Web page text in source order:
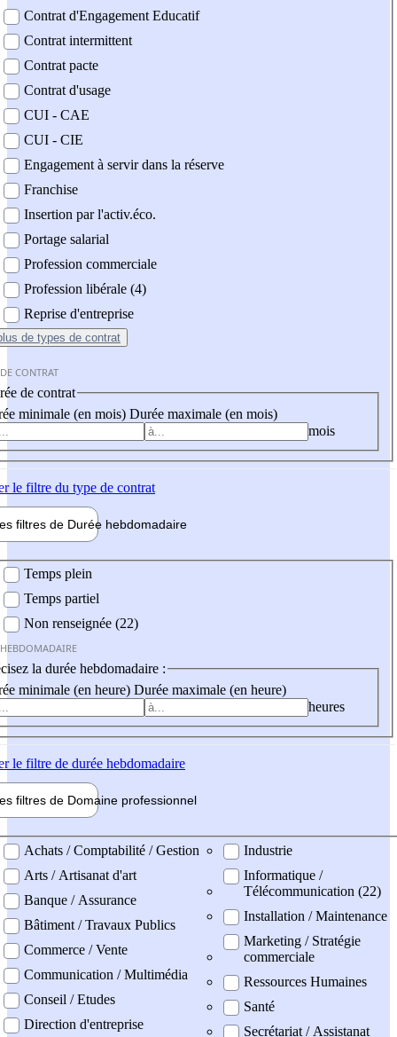
Contrat d'Engagement Educatif
Contrat intermittent
Contrat pacte
Contrat d'usage
CUI - CAE
CUI - CIE
Engagement à servir dans la réserve
Franchise
Insertion par l'activ.éco.
Portage salarial
Profession commerciale
Profession libérale (4)
Reprise d'entreprise
de types de contrat
CONTRAT
de contrat
minimale (en mois) Durée maximale (en mois)
mois
le filtre du type de contrat
filtres de Durée hebdomadaire
Temps plein
Temps partiel
Non renseignée (22)
la durée hebdomadaire :
minimale (en heure) Durée maximale (en heure)
heures
le filtre de durée hebdomadaire
filtres de Domaine professionnel
professionel
Achats / Comptabilité / Gestion
Arts / Artisanat d'art
Banque / Assurance
Bâtiment / Travaux Publics
Commerce / Vente
Communication / Multimédia
Conseil / Etudes
Direction d'entreprise
Industrie
Informatique /
Télécommunication (22)
Installation / Maintenance
Marketing / Stratégie
commerciale
Ressources Humaines
Santé
Secrétariat / Assistanat